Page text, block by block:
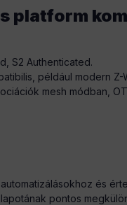
platform
S2 Authenticated.
például modern
mesh módban,
és
pontos